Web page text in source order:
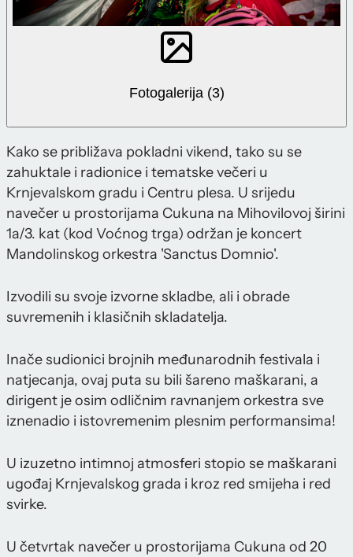
Fotogalerija (3)
Kako se približava pokladni vikend, tako su se
zahuktale i radionice i tematske večeri u
Krnjevalskom gradu i Centru plesa. U srijedu
navečer u prostorijama Cukuna na Mihovilovoj širini
1a/3. kat (kod Voćnog trga) održan je koncert
Mandolinskog orkestra 'Sanctus Domnio'.
Izvodili su svoje izvorne skladbe, ali i obrade
suvremenih i klasičnih skladatelja.
Inače sudionici brojnih međunarodnih festivala i
natjecanja, ovaj puta su bili šareno maškarani, a
dirigent je osim odličnim ravnanjem orkestra sve
iznenadio i istovremenim plesnim performansima!
U izuzetno intimnoj atmosferi stopio se maškarani
ugođaj Krnjevalskog grada i kroz red smijeha i red
svirke.
U četvrtak navečer u prostorijama Cukuna od 20